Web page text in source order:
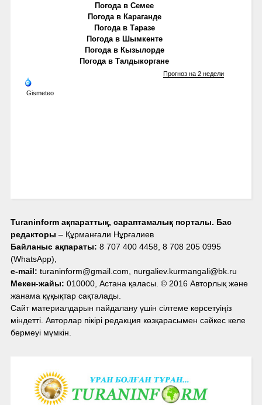
Погода в Семее
Погода в Караганде
Погода в Таразе
Погода в Шымкенте
Погода в Кызылорде
Погода в Талдыкоргане
Gismeteo
Прогноз на 2 недели
Turaninform ақпараттық, сараптамалық порталы. Бас
редакторы – Құрманғали Нұрғалиев
Байланыс ақпараты: 8 707 400 4458, 8 708 205 0995
(WhatsApp),
e-mail: turaninform@gmail.com, nurgaliev.kurmangali@bk.ru
Мекен-жайы: 010000, Астана қаласы. © 2016 Авторлық және
жанама құқықтар сақталады.
Сайт материалдарын пайдалану үшін сілтеме көрсетуіңіз
міндетті. Авторлар пікірі редакция көзқарасымен сәйкес келе
бермеуі мүмкін.